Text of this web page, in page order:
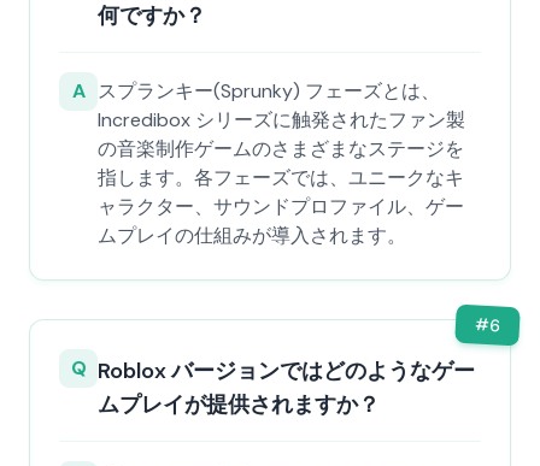
何ですか？
A スプランキー(Sprunky) フェーズとは、
Incredibox シリーズに触発されたファン製
の音楽制作ゲームのさまざまなステージを
指します。各フェーズでは、ユニークなキ
ャラクター、サウンドプロファイル、ゲー
ムプレイの仕組みが導入されます。
#6
Q Roblox バージョンではどのようなゲー
ムプレイが提供されますか？